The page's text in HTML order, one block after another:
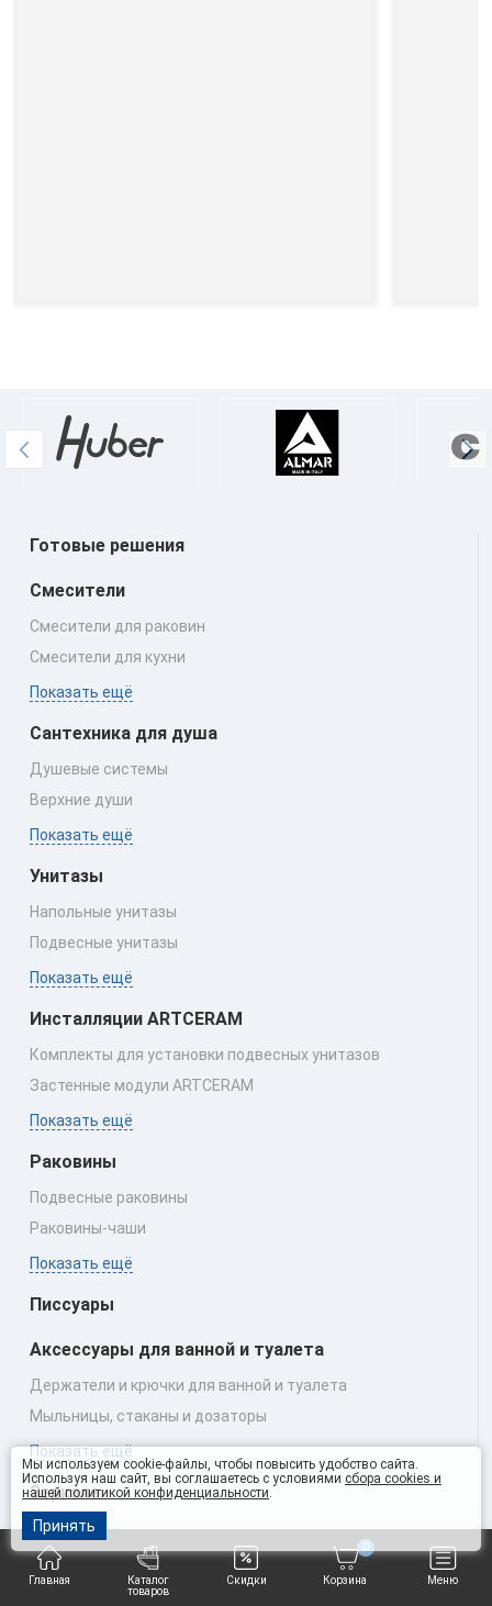
Главная
Каталог
товаров
Скидки Корзина
0
Меню
Готовые решения
Смесители
Смесители для раковин
Смесители для кухни
Показать ещё
Сантехника для душа
Душевые системы
Верхние души
Показать ещё
Унитазы
Напольные унитазы
Подвесные унитазы
Показать ещё
Инсталляции ARTCERAM
Комплекты для установки подвесных унитазов
Застенные модули ARTCERAM
Показать ещё
Раковины
Подвесные раковины
Раковины‑чаши
Показать ещё
Писсуары
Аксессуары для ванной и туалета
Держатели и крючки для ванной и туалета
Мыльницы, стаканы и дозаторы
Показать ещё
Зеркала
Душевые поддоны
Ванны
Мы используем cookie-файлы, чтобы повысить удобство сайта.
Используя наш сайт, вы соглашаетесь с условиями сбора cookies и
нашей политикой конфиденциальности.
Принять